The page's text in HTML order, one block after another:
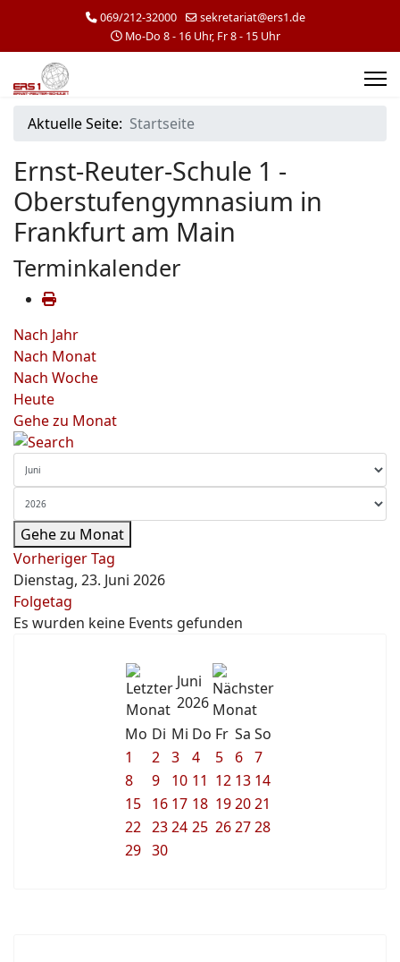
069/212-32000
sekretariat@ers1.de
Mo-Do 8 - 16 Uhr, Fr 8 - 15 Uhr
Aktuelle Seite: Startseite
Ernst-Reuter-Schule 1 -
Oberstufengymnasium in
Frankfurt am Main
Terminkalender
Nach Jahr
Nach Monat
Nach Woche
Heute
Gehe zu Monat
Gehe zu Monat
Vorheriger Tag
Dienstag, 23. Juni 2026
Folgetag
Es wurden keine Events gefunden
Juni
2026
Mo Di Mi Do Fr Sa So
1
2 3 4 5 6 7
8
9 10 11 12 13 14
15 16 17 18 192021
22 2324 25 262728
29 30